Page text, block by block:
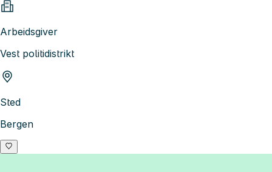
Arbeidsgiver
Vest politidistrikt
Sted
Bergen